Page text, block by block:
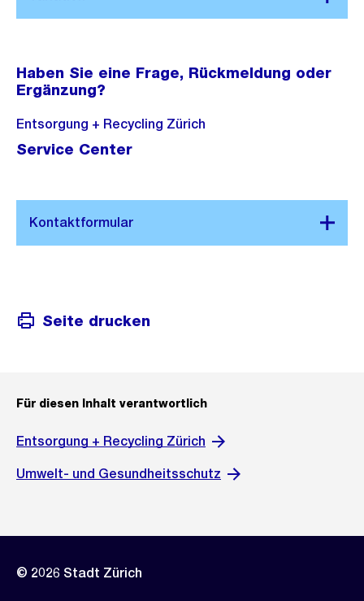
Haben Sie eine Frage, Rückmeldung oder
Ergänzung?
Entsorgung + Recycling Zürich
Service Center
Seite drucken
Für diesen Inhalt verantwortlich
Entsorgung + Recycling Zürich
Umwelt- und Gesundheitsschutz
© 2026 Stadt Zürich